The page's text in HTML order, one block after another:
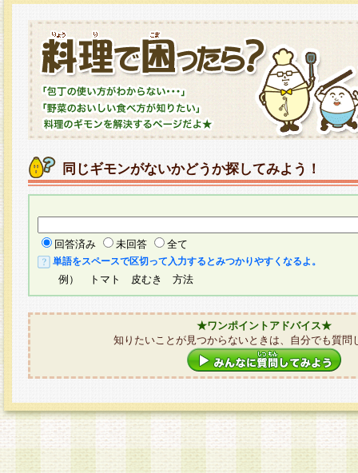
同じギモンがないかどうか探してみよう！
回答済み 未回答 全て
単語をスペースで区切って入力するとみつかりやすくなるよ。
例） トマト 皮むき 方法
★ワンポイントアドバイス★
知りたいことが見つからないときは、自分でも質問